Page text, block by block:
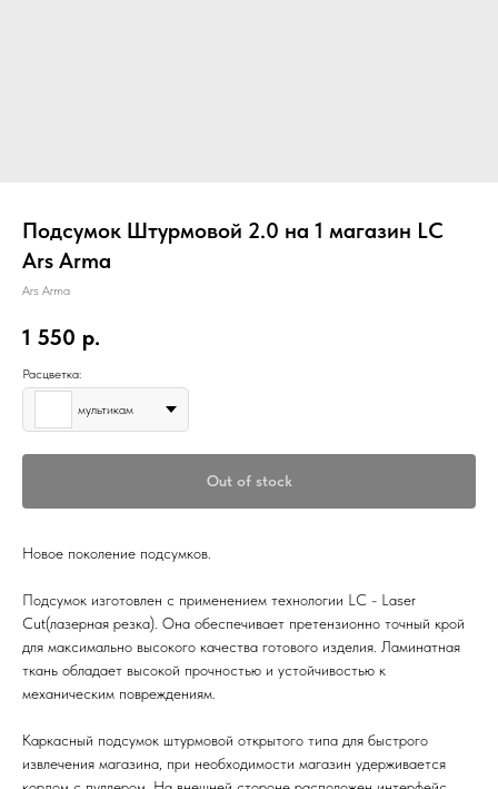
Подсумок Штурмовой 2.0 на 1 магазин LC
Ars Arma
Ars Arma
1 550 р.
Расцветка:
мультикам
Out of stock
Новое поколение подсумков.
Подсумок изготовлен с применением технологии LC - Laser
Cut(лазерная резка). Она обеспечивает претензионно точный крой
для максимально высокого качества готового изделия. Ламинатная
ткань обладает высокой прочностью и устойчивостью к
механическим повреждениям.
Каркасный подсумок штурмовой открытого типа для быстрого
извлечения магазина, при необходимости магазин удерживается